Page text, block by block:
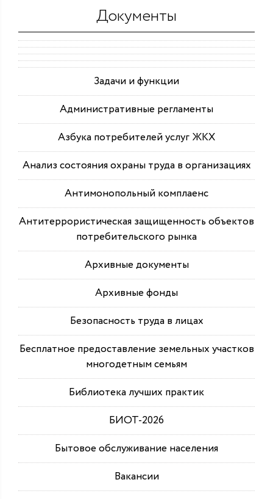
Документы
Задачи и функции
Административные регламенты
Азбука потребителей услуг ЖКХ
Анализ состояния охраны труда в организациях
Антимонопольный комплаенс
Антитеррористическая защищенность объектов
потребительского рынка
Архивные документы
Архивные фонды
Безопасность труда в лицах
Бесплатное предоставление земельных участков
многодетным семьям
Библиотека лучших практик
БИОТ-2026
Бытовое обслуживание населения
Вакансии